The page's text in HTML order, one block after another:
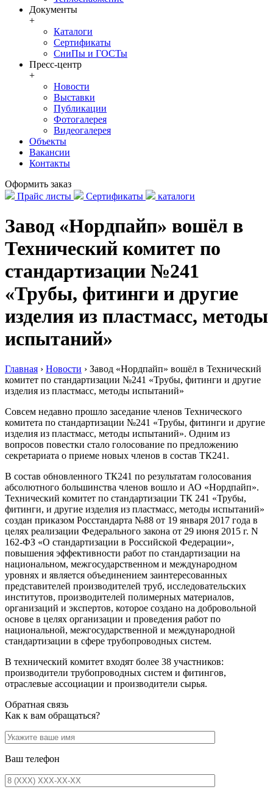
Документы
+
Каталоги
Сертификаты
СниПы и ГОСТы
Пресс-центр
+
Новости
Выставки
Публикации
Фотогалерея
Видеогалерея
Объекты
Вакансии
Контакты
Оформить заказ
Прайс листы
Сертификаты каталоги
Завод «Нордпайп» вошёл в
Технический комитет по
стандартизации №241
«Трубы, фитинги и другие
изделия из пластмасс, методы
испытаний»
Главная › Новости › Завод «Нордпайп» вошёл в Технический
комитет по стандартизации №241 «Трубы, фитинги и другие
изделия из пластмасс, методы испытаний»
Совсем недавно прошло заседание членов Технического
комитета по стандартизации №241 «Трубы, фитинги и другие
изделия из пластмасс, методы испытаний». Одним из
вопросов повестки стало голосование по предложению
секретариата о приеме новых членов в состав ТК241.
В состав обновленного ТК241 по результатам голосования
абсолютного большинства членов вошло и АО «Нордпайп».
Технический комитет по стандартизации ТК 241 «Трубы,
фитинги, и другие изделия из пластмасс, методы испытаний»
создан приказом Росстандарта №88 от 19 января 2017 года в
целях реализации Федерального закона от 29 июня 2015 г. N
162-ФЗ «О стандартизации в Российской Федерации»,
повышения эффективности работ по стандартизации на
национальном, межгосударственном и международном
уровнях и является объединением заинтересованных
представителей производителей труб, исследовательских
институтов, производителей полимерных материалов,
организаций и экспертов, которое создано на добровольной
основе в целях организации и проведения работ по
национальной, межгосударственной и международной
стандартизации в сфере трубопроводных систем.
В технический комитет входят более 38 участников:
производители трубопроводных систем и фитингов,
отраслевые ассоциации и производители сырья.
Обратная связь
Как к вам обращаться?
Ваш телефон